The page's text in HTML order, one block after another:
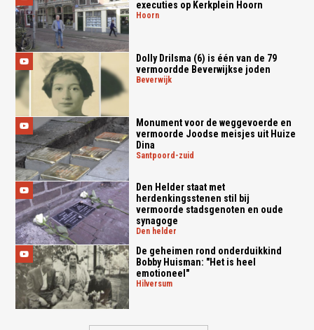
executies op Kerkplein Hoorn
hoorn
Dolly Drilsma (6) is één van de 79
vermoordde Beverwijkse joden
beverwijk
Monument voor de weggevoerde en
vermoorde Joodse meisjes uit Huize
Dina
santpoord-zuid
Den Helder staat met
herdenkingsstenen stil bij
vermoorde stadsgenoten en oude
synagoge
den helder
De geheimen rond onderduikkind
Bobby Huisman: "Het is heel
emotioneel"
hilversum